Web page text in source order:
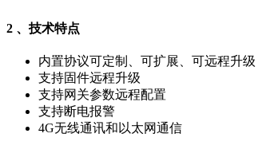
2 、技术特点
内置协议可定制、可扩展、可远程升级
支持固件远程升级
支持网关参数远程配置
支持断电报警
4G无线通讯和以太网通信